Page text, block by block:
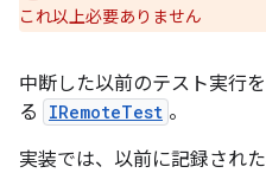
これ以上必要ありません
中断した以前のテスト実行
る
IRemoteTest 。
実装では、以前に記録され